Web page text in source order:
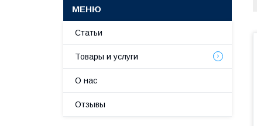
Статьи
Товары и услуги
О нас
Отзывы